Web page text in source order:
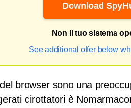
Download
Non il tuo sistema
See additional offer below
browser sono una
dirottatori è